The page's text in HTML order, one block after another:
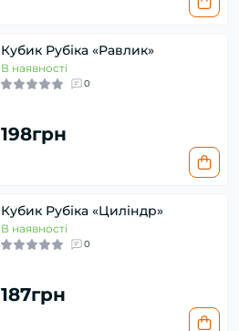
Кубик Рубіка «Равлик»
В наявності
0
198грн
Кубик Рубіка «Циліндр»
В наявності
0
187грн